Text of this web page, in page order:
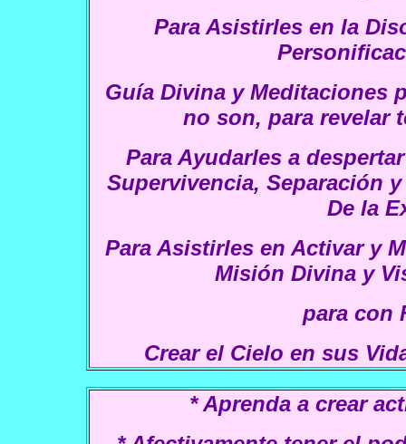
Para Asistirles en la
Guía Divina y Meditaciones
no son, para revelar
Para Ayudarles a
Supervivencia, Separación
De la
Para Asistirles en Activar y
Misión Divina y
para con
Crear el Cielo en sus
*Aprenda a crear